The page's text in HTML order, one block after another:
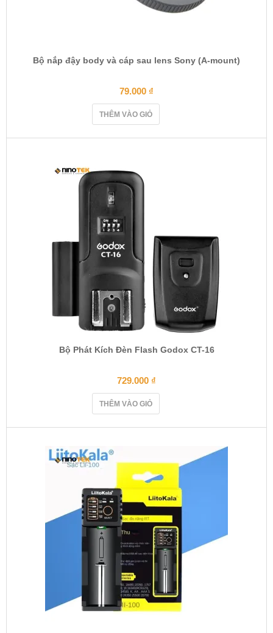
Bộ nắp đậy body và cáp sau lens Sony (A-mount)
79.000 ₫
THÊM VÀO GIỎ
Bộ Phát Kích Đèn Flash Godox CT-16
729.000 ₫
THÊM VÀO GIỎ